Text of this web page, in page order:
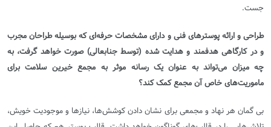
جست.
طراحی و ارائه پوسترهای فنی و دارای مشخصات حرفه‌ای که بوسیله طراحان مجرب
و در کارگاهی هدفمند و هدایت شده (توسط جنابعالی) صورت خواهد گرفت، به
چه میزان می‌تواند به عنوان یک رسانه موثر به مجمع خیرین سلامت برای
ماموریت‌های خاص آن مجمع کمک کند؟
بی گمان هر نهاد و مجمعی برای نشان دادن کوشش‌ها، نیازها و موجودیت خویش،